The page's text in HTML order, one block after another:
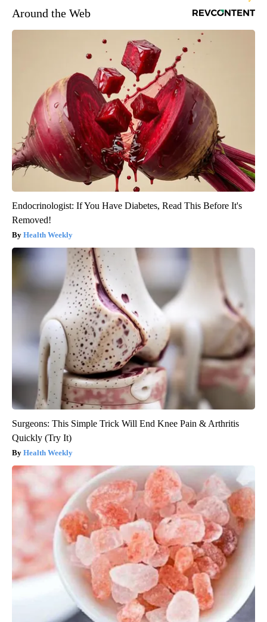
Around the Web
Endocrinologist: If You Have Diabetes, Read This Before It's
Removed!
Health Weekly
Surgeons: This Simple Trick Will End Knee Pain & Arthritis
Quickly (Try It)
Health Weekly